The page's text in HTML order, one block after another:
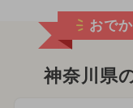
おで
神奈川県